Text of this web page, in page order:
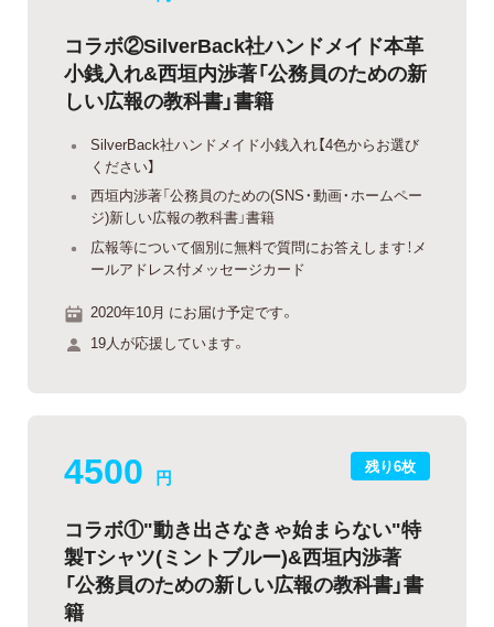
コラボ②SilverBack社ハンドメイド本革
小銭入れ&西垣内渉著「公務員のための新
しい広報の教科書」書籍
SilverBack社ハンドメイド小銭入れ【4色からお選び
ください】
西垣内渉著「公務員のための(SNS・動画・ホームペー
ジ)新しい広報の教科書」書籍
広報等について個別に無料で質問にお答えします！メ
ールアドレス付メッセージカード
2020年10月 にお届け予定です。
19人が応援しています。
残り6枚
4500 円
コラボ①"動き出さなきゃ始まらない"特
製Tシャツ(ミントブルー)&西垣内渉著
「公務員のための新しい広報の教科書」書
籍